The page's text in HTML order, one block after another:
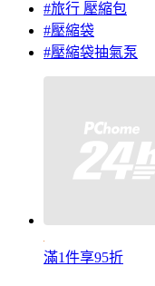
#旅行 壓縮包
#壓縮袋
#壓縮袋抽氣泵
滿1件享95折